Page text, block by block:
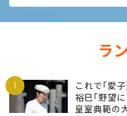
ラ
1
これで｢愛
裕巳｢野望
皇室典範の